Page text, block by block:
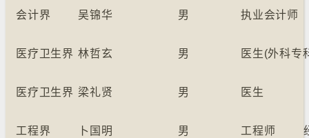
会计界 吴锦华 男 执业会计师
医疗卫生界 林哲玄 男 医生(外科专
医疗卫生界 梁礼贤 男 医生
工程界 卜国明 男 工程师